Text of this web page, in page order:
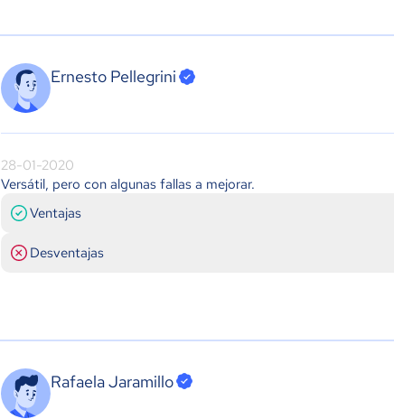
Ernesto Pellegrini
28-01-2020
Versátil, pero con algunas fallas a mejorar.
Ventajas
Desventajas
Rafaela Jaramillo